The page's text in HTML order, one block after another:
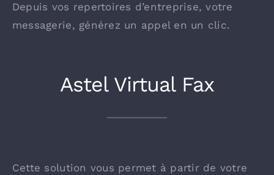
Depuis vos repertoires d’entreprise, votre
messagerie, générez un appel en un clic.
Astel Virtual Fax
Cette solution vous permet à partir de votre